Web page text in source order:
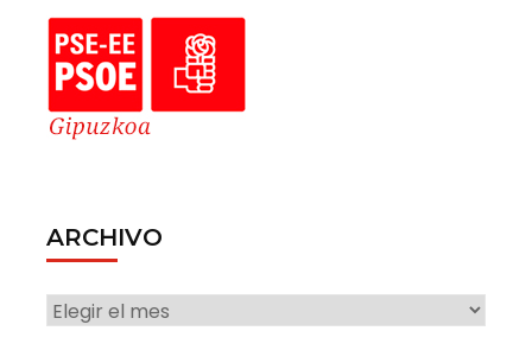
ARCHIVO
ARCHIVO